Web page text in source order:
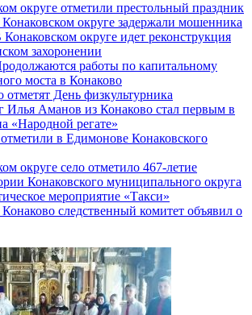
округе отметили престольный праздник
округе задержали мошенника
Конаковском округе идет реконструкция
захоронении
работы по капитальному
моста в Конаково
отметят День физкультурника
Илья Аманов из Конаково стал первым в
«Народной регате»
в Едимонове Конаковского
округе село отметило 467-летие
Конаковского муниципального округа
мероприятие «Такси»
следственный комитет объявил о